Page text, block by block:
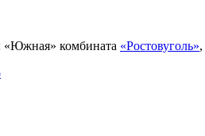
комбината «Ростовуголь»,